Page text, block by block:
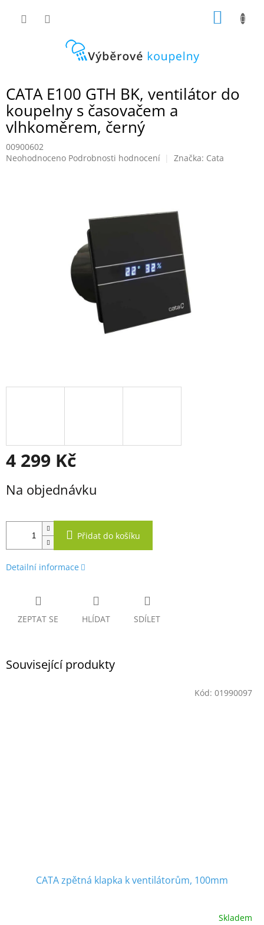
CATA E100 GTH BK, ventilátor do
koupelny s časovačem a
vlhkoměrem, černý
00900602
Průměrné
Neohodnoceno Podrobnosti hodnocení Značka: Cata
4 299 Kč
cena:
Na objednávku
Přidat do košíku
Detailní informace
ZEPTAT SE HLÍDAT SDÍLET
Související produkty
CATA zpětná klapka k ventilátorům, 100mm
Skladem
Kód: 01990097